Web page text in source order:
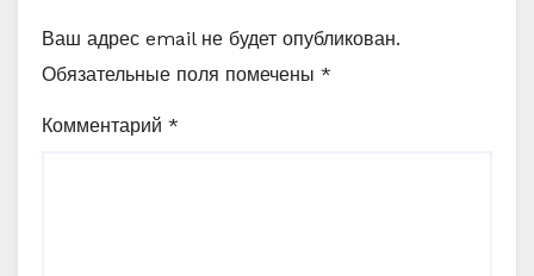
Ваш адрес email не будет опубликован.
Обязательные поля помечены *
Комментарий *